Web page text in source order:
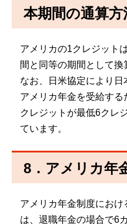
本期間の通算方
アメリカの1クレジット
間と同等の期間として換
なお、日米協定により
アメリカ年金を受給す
クレジットが最低6クレ
ています。
8．アメリカ年
アメリカ年金制度にお
は、退職年金の場合で6